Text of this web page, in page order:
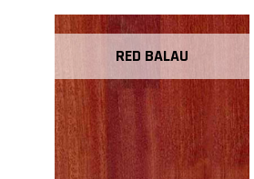
RED BALAU